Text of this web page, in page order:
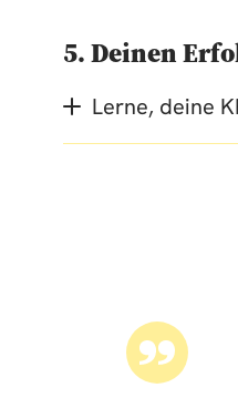
5. Deinen
Lerne, deine